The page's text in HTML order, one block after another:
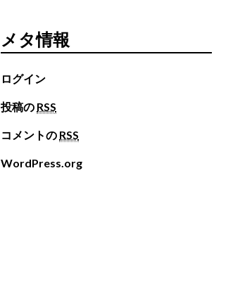
メタ情報
ログイン
投稿の RSS
コメントの RSS
WordPress.org